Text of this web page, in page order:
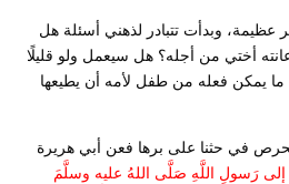
وبدأت تتبادر لذهني أسئلة هل
أختي من أجله؟ هل سيعمل ولو قليلًا
يمكن فعله من طفل لأمه أن يطيعها
في حثنا على برها فعن أبي هريرة
رَسولِ اللَّهِ صَلَّى اللهُ عليه وسلَّمَ